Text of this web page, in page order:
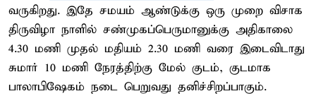
வருகிறது. இதே சமயம் ஆண்டுக்கு ஒரு முறை விசாக
திருவிழா நாளில் சண்முகப்பெருமானுக்கு அதிகாலை
4.30 மணி முதல் மதியம் 2.30 மணி வரை இடைவிடாது
சுமார் 10 மணி நேரத்திற்கு மேல் குடம், குடமாக
பாலாபிஷேகம் நடை பெறுவது தனிச்சிறப்பாகும்.